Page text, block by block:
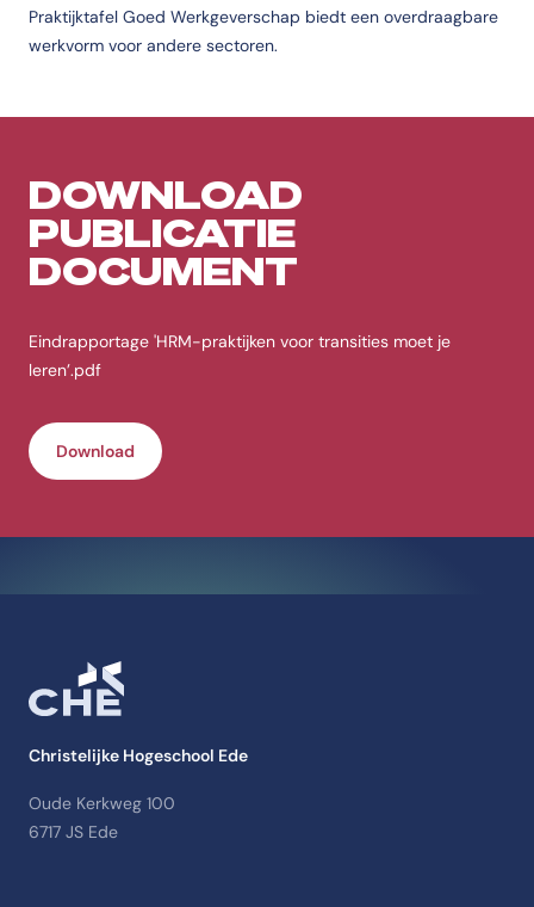
Praktijktafel Goed Werkgeverschap biedt een overdraagbare
werkvorm voor andere sectoren.
DOWNLOAD
PUBLICATIE
DOCUMENT
Eindrapportage 'HRM-praktijken voor transities moet je
leren’.pdf
Download
Christelijke Hogeschool Ede
Oude Kerkweg 100
6717 JS Ede